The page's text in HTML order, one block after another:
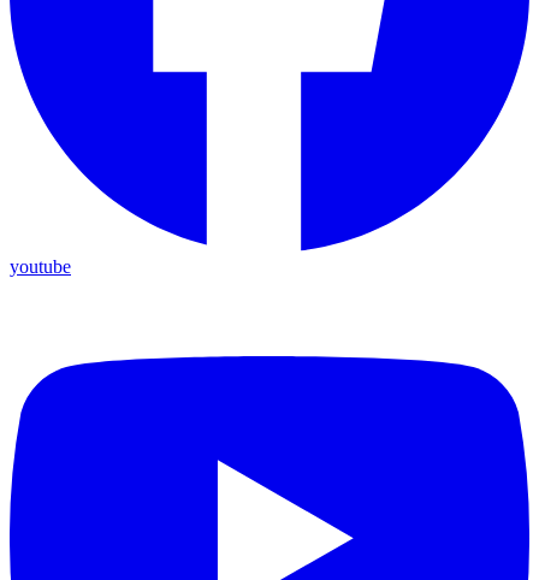
youtube